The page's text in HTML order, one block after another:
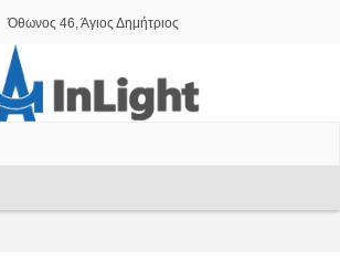
Όθωνος 46, Άγιος Δημήτριος